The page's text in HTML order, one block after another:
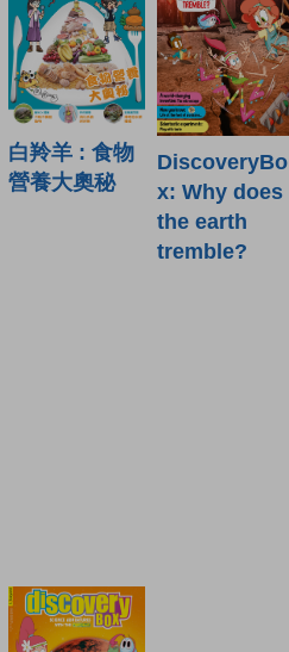
白羚羊 : 食物
營養大奧秘
DiscoveryBo
x: Why does
the earth
tremble?